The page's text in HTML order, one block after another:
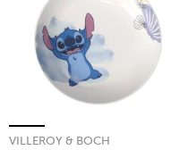
VILLEROY & BOCH